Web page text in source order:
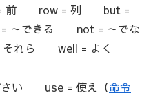
= 前 row = 列 but =
できる not = ～でな
れら well = よく
さい use = 使え（命令